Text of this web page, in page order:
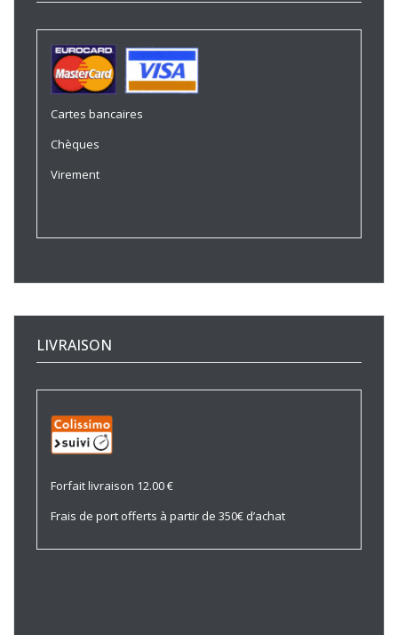
Cartes bancaires
Chèques
Virement
LIVRAISON
Forfait livraison 12.00 €
Frais de port offerts à partir de 350€ d’achat